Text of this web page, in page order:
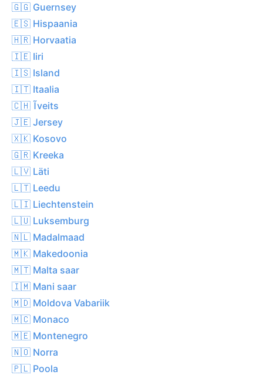
🇬🇬 Guernsey
🇪🇸 Hispaania
🇭🇷 Horvaatia
🇮🇪 Iiri
🇮🇸 Island
🇮🇹 Itaalia
🇨🇭 Ĩveits
🇯🇪 Jersey
🇽🇰 Kosovo
🇬🇷 Kreeka
🇱🇻 Läti
🇱🇹 Leedu
🇱🇮 Liechtenstein
🇱🇺 Luksemburg
🇳🇱 Madalmaad
🇲🇰 Makedoonia
🇲🇹 Malta saar
🇮🇲 Mani saar
🇲🇩 Moldova Vabariik
🇲🇨 Monaco
🇲🇪 Montenegro
🇳🇴 Norra
🇵🇱 Poola